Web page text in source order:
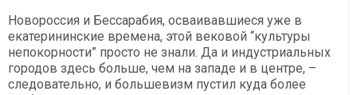
Новороссия и Бессарабия, осваивавшиеся уже в
екатерининские времена, этой вековой “культуры
непокорности” просто не знали. Да и индустриальных
городов здесь больше, чем на западе и в центре, –
следовательно, и большевизм пустил куда более